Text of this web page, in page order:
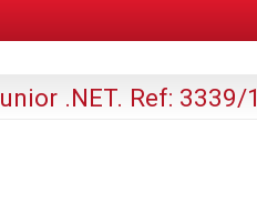
.NET. Ref: 3339/1